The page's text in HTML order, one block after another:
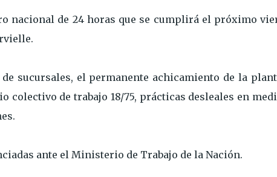
nacional de 24 horas que se cumplirá el próximo
sucursales, el permanente achicamiento de la
de trabajo 18/75, prácticas desleales en
ante el Ministerio de Trabajo de la Nación.